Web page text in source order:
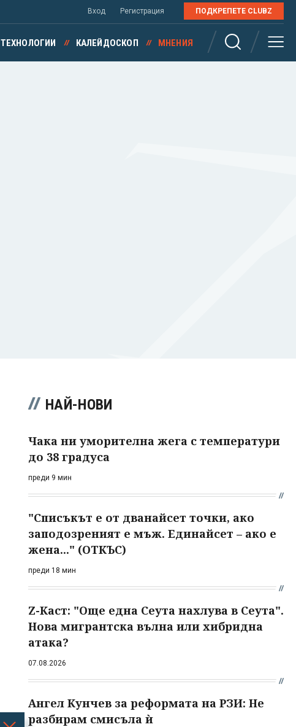
Вход Регистрация ПОДКРЕПЕТЕ CLUBZ
ТЕХНОЛОГИИ КАЛЕЙДОСКОП МНЕНИЯ
НАЙ-НОВИ
Чака ни уморителна жега с температури
до 38 градуса
преди 9 мин
"Списъкът е от дванайсет точки, ако
заподозреният е мъж. Единайсет – ако е
жена..." (ОТКЪС)
преди 18 мин
Z-Каст: "Още една Сеута нахлува в Сеута".
Нова мигрантска вълна или хибридна
атака?
07.08.2026
Ангел Кунчев за реформата на РЗИ: Не
разбирам смисъла ѝ